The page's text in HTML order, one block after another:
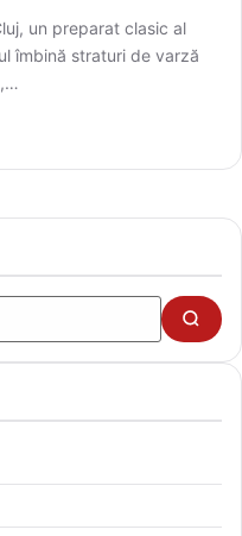
un preparat clasic al
îmbină straturi de varză
Cauta